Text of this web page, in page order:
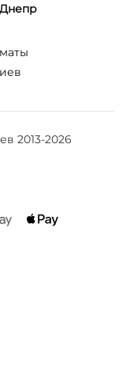
Днепр
2013-2026